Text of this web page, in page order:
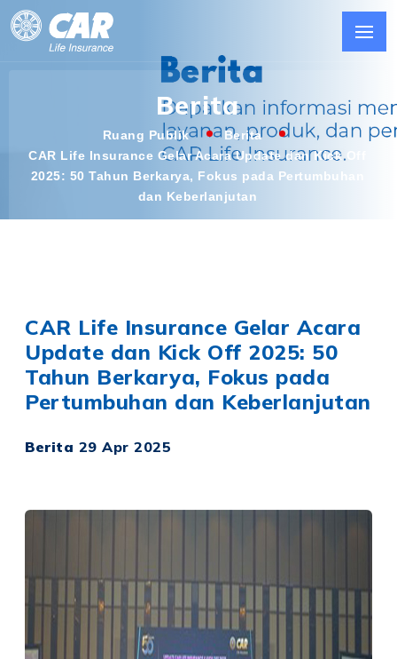
Berita
Ruang Publik
Berita
CAR Life Insurance Gelar Acara Update dan Kick Off
2025: 50 Tahun Berkarya, Fokus pada Pertumbuhan
dan Keberlanjutan
CAR Life Insurance Gelar Acara
Update dan Kick Off 2025: 50
Tahun Berkarya, Fokus pada
Pertumbuhan dan Keberlanjutan
Berita 29 Apr 2025